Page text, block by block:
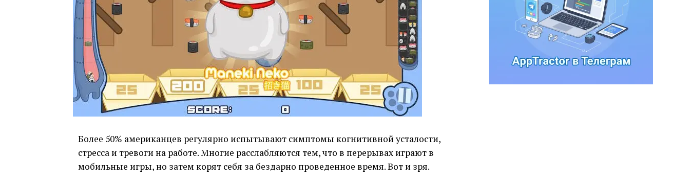
Более 50% американцев регулярно испытывают симптомы когнитивной усталости,
стресса и тревоги на работе. Многие расслабляются тем, что в перерывах играют в
мобильные игры, но затем корят себя за бездарно проведенное время. Вот и зря.